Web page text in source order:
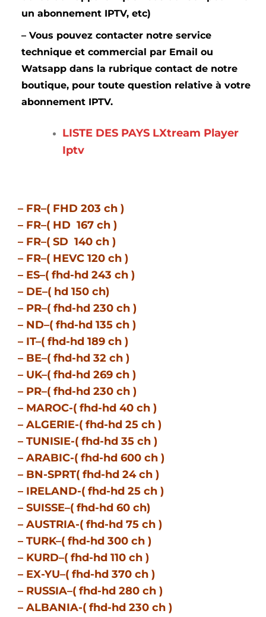
un abonnement IPTV, etc)
– Vous pouvez contacter notre service
technique et commercial par Email ou
Watsapp dans la rubrique contact de notre
boutique, pour toute question relative à votre
abonnement IPTV.
LISTE DES PAYS LXtream Player
Iptv
– FR–( FHD 203 ch )
– FR–( HD 167 ch )
– FR–( SD 140 ch )
– FR–( HEVC 120 ch )
– ES–( fhd-hd 243 ch )
– DE–( hd 150 ch)
– PR–( fhd-hd 230 ch )
– ND–( fhd-hd 135 ch )
– IT–( fhd-hd 189 ch )
– BE–( fhd-hd 32 ch )
– UK–( fhd-hd 269 ch )
– PR–( fhd-hd 230 ch )
– MAROC-( fhd-hd 40 ch )
– ALGERIE-( fhd-hd 25 ch )
– TUNISIE-( fhd-hd 35 ch )
– ARABIC-( fhd-hd 600 ch )
– BN-SPRT( fhd-hd 24 ch )
– IRELAND-( fhd-hd 25 ch )
– SUISSE–( fhd-hd 60 ch)
– AUSTRIA-( fhd-hd 75 ch )
– TURK–( fhd-hd 300 ch )
– KURD–( fhd-hd 110 ch )
– EX-YU–( fhd-hd 370 ch )
– RUSSIA–( fhd-hd 280 ch )
– ALBANIA-( fhd-hd 230 ch )